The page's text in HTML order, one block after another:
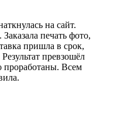
на сайт.
печать фото,
пришла в срок,
превзошёл
проработаны. Всем